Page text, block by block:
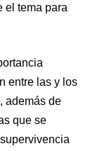
el tema para
entre las y los
además de
que se